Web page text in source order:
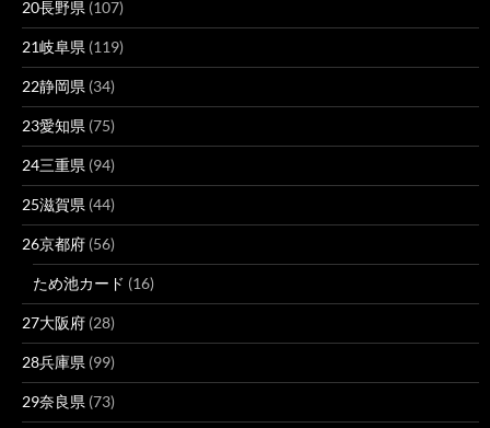
20長野県 (107)
21岐阜県 (119)
22静岡県 (34)
23愛知県 (75)
24三重県 (94)
25滋賀県 (44)
26京都府 (56)
ため池カード (16)
27大阪府 (28)
28兵庫県 (99)
29奈良県 (73)